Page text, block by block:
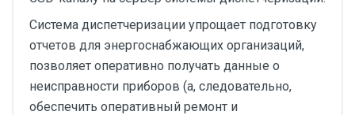
Система диспетчеризации упрощает подготовку
отчетов для энергоснабжающих организаций,
позволяет оперативно получать данные о
неисправности приборов (а, следовательно,
обеспечить оперативный ремонт и